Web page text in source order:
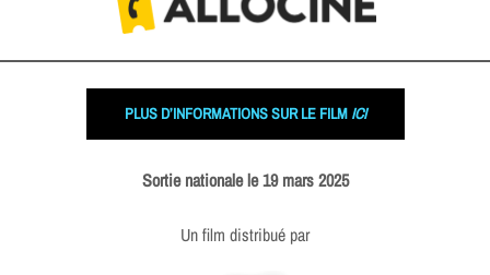
PLUS D’INFORMATIONS SUR LE FILM ICI
Sortie nationale le 19 mars 2025
Un film distribué par